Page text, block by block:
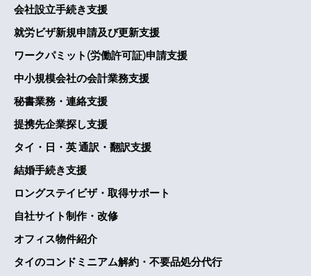
会社設立手続き支援
就労ビザ新規申請及び更新支援
ワークパミット(労働許可証)申請支援
中小規模会社の会計業務支援
秘書業務・連絡支援
提携先企業探し支援
タイ・日・英 通訳・翻訳支援
結婚手続き支援
ロングステイビザ・取得サポート
自社サイト制作・改修
オフィス物件紹介
タイのコンドミニアム解約・不要品処分代行